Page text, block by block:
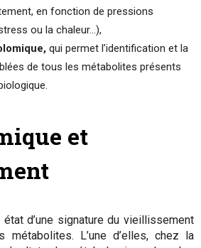
en fonction de pressions
ou la chaleur…),
qui permet l’identification et la
de tous les métabolites présents
et
d’une signature du vieillissement
métabolites. L’une d’elles, chez la